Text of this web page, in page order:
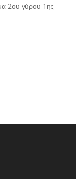
2ου γύρου 1ης